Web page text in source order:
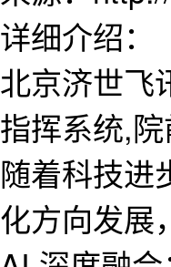
详细介绍：
北京济世飞
指挥系统,
随着科技进
化方向发展